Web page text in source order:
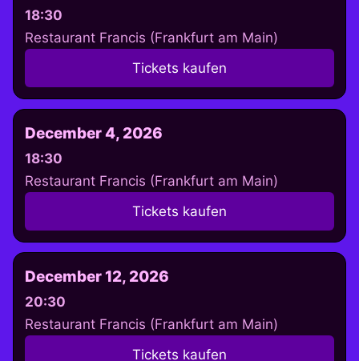
18:30
Restaurant Francis (Frankfurt am Main)
Tickets kaufen
December 4, 2026
18:30
Restaurant Francis (Frankfurt am Main)
Tickets kaufen
December 12, 2026
20:30
Restaurant Francis (Frankfurt am Main)
Tickets kaufen